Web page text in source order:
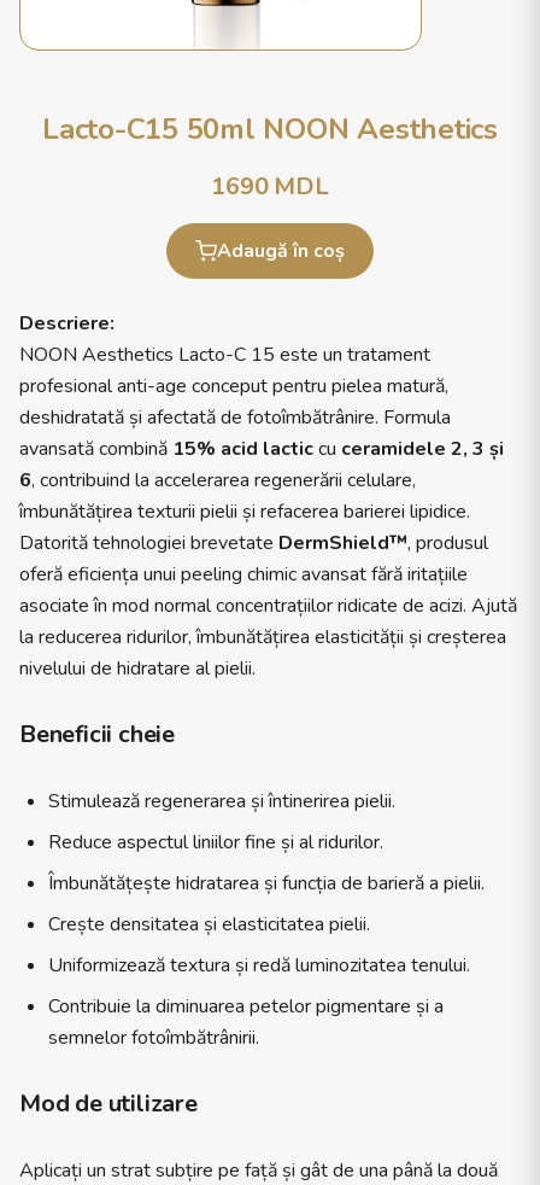
Lacto-C15 50ml NOON Aesthetics
1690MDL
Adaugă în coș
Descriere:
NOON Aesthetics Lacto-C 15 este un tratament
profesional anti-age conceput pentru pielea matură,
deshidratată și afectată de fotoîmbătrânire. Formula
avansată combină 15% acid lacticcu ceramidele 2, 3 și
6, contribuind la accelerarea regenerării celulare,
îmbunătățirea texturii pielii și refacerea barierei lipidice.
Datorită tehnologiei brevetate DermShield™, produsul
oferă eficiența unui peeling chimic avansat fără iritațiile
asociate în mod normal concentrațiilor ridicate de acizi. Ajută
la reducerea ridurilor, îmbunătățirea elasticității și creșterea
nivelului de hidratare al pielii.
Beneficii cheie
Stimulează regenerarea și întinerirea pielii.
Reduce aspectul liniilor fine și al ridurilor.
Îmbunătățește hidratarea și funcția de barieră a pielii.
Crește densitatea și elasticitatea pielii.
Uniformizează textura și redă luminozitatea tenului.
Contribuie la diminuarea petelor pigmentare și a
semnelor fotoîmbătrânirii.
Mod de utilizare
Aplicați un strat subțire pe față și gât de una până la două